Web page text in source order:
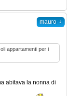
mauro ↓
appartamenti per i
abitava la nonna di